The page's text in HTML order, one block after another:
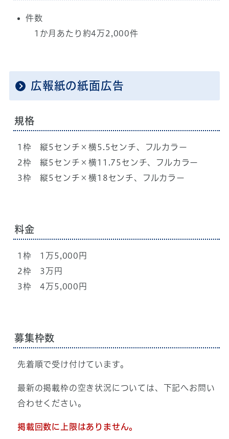
件数
1か月あたり約4万2,000件
広報紙の紙面広告
規格
1枠 縦5センチ×横5.5センチ、フルカラー
2枠 縦5センチ×横11.75センチ、フルカラー
3枠 縦5センチ×横18センチ、フルカラー
料金
1枠 1万5,000円
2枠 3万円
3枠 4万5,000円
募集枠数
先着順で受け付けています。
最新の掲載枠の空き状況については、下記へお問い
合わせください。
掲載回数に上限はありません。